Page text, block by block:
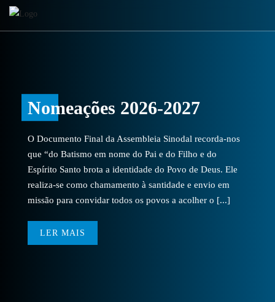
Nomeações 2026-2027
O Documento Final da Assembleia Sinodal recorda-nos
que “do Batismo em nome do Pai e do Filho e do
Espírito Santo brota a identidade do Povo de Deus. Ele
realiza-se como chamamento à santidade e envio em
missão para convidar todos os povos a acolher o [...]
LER MAIS